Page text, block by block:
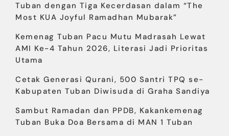
Tuban dengan Tiga Kecerdasan dalam “The
Most KUA Joyful Ramadhan Mubarak”
Kemenag Tuban Pacu Mutu Madrasah Lewat
AMI Ke-4 Tahun 2026, Literasi Jadi Prioritas
Utama
Cetak Generasi Qurani, 500 Santri TPQ se-
Kabupaten Tuban Diwisuda di Graha Sandiya
Sambut Ramadan dan PPDB, Kakankemenag
Tuban Buka Doa Bersama di MAN 1 Tuban